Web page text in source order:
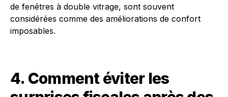
de fenêtres à double vitrage, sont souvent
considérées comme des améliorations de confort
imposables.
4. Comment éviter les